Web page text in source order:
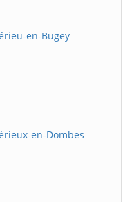
en-Bugey
en-Dombes